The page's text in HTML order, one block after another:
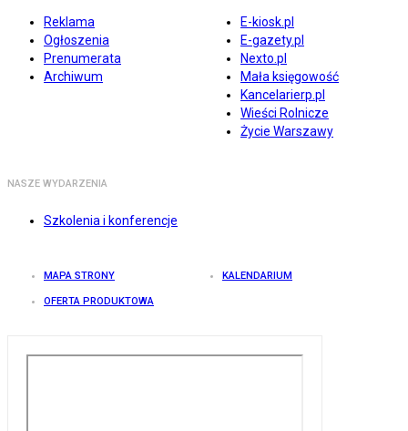
Reklama
Ogłoszenia
Prenumerata
Archiwum
E-kiosk.pl
E-gazety.pl
Nexto.pl
Mała księgowość
Kancelarierp.pl
Wieści Rolnicze
Życie Warszawy
NASZE WYDARZENIA
Szkolenia i konferencje
MAPA STRONY KALENDARIUM
OFERTA PRODUKTOWA